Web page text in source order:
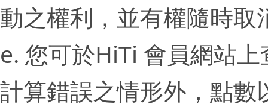
動之權利，並有權隨時
e. 您可於HiTi 會員網站
計算錯誤之情形外，點